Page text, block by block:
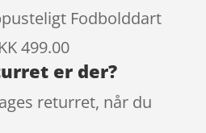
Fodbolddart
499.00
er der?
returret, når du